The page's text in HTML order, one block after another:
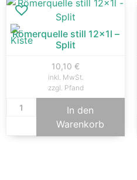
Römerquelle still 12x1l –
Split
10,10 €
inkl. MwSt.
zzgl. Pfand
In den
Warenkorb